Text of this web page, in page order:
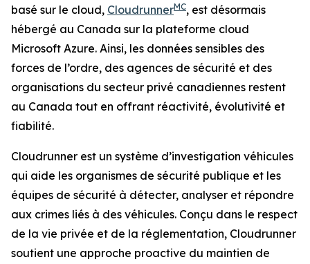
basé sur le cloud, CloudrunnerMC, est désormais
hébergé au Canada sur la plateforme cloud
Microsoft Azure. Ainsi, les données sensibles des
forces de l’ordre, des agences de sécurité et des
organisations du secteur privé canadiennes restent
au Canada tout en offrant réactivité, évolutivité et
fiabilité.
Cloudrunner est un système d’investigation véhicules
qui aide les organismes de sécurité publique et les
équipes de sécurité à détecter, analyser et répondre
aux crimes liés à des véhicules. Conçu dans le respect
de la vie privée et de la réglementation, Cloudrunner
soutient une approche proactive du maintien de